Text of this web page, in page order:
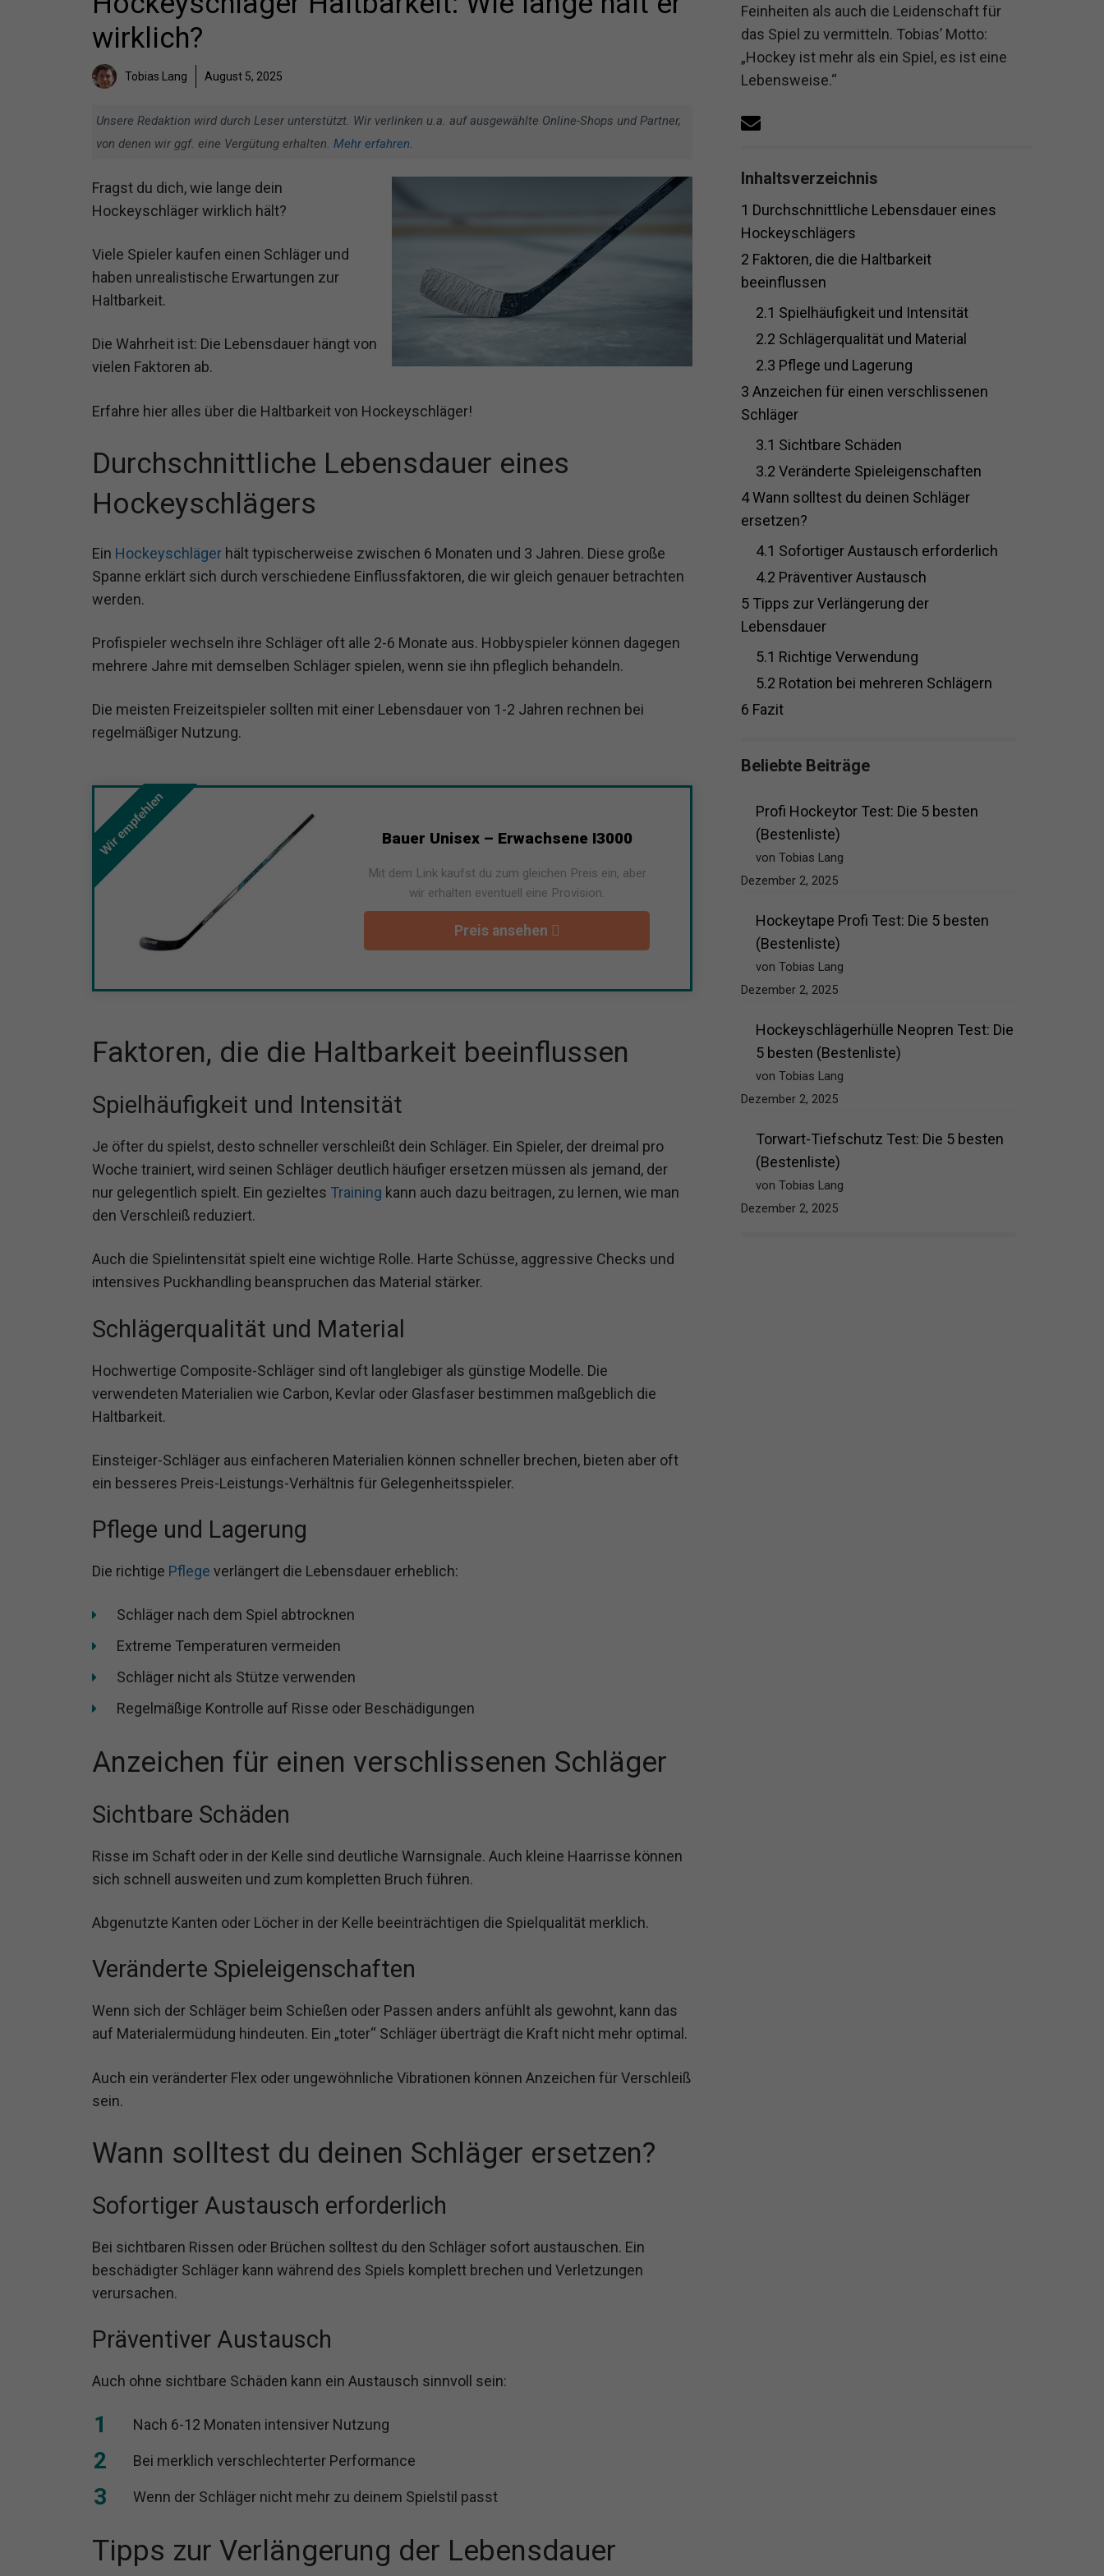
wirklich?
Tobias Lang August 5, 2025
Unsere Redaktion wird durch Leser unterstützt. Wir verlinken u.a. auf ausgewählte Online-Shops und Partner,
von denen wir ggf. eine Vergütung erhalten. Mehr erfahren.
Fragst du dich, wie lange dein
Hockeyschläger wirklich hält?
Viele Spieler kaufen einen Schläger und
haben unrealistische Erwartungen zur
Haltbarkeit.
Die Wahrheit ist: Die Lebensdauer hängt von
vielen Faktoren ab.
Erfahre hier alles über die Haltbarkeit von Hockeyschläger!
Durchschnittliche Lebensdauer eines
Hockeyschlägers
Ein Hockeyschläger hält typischerweise zwischen 6 Monaten und 3 Jahren. Diese große
Spanne erklärt sich durch verschiedene Einflussfaktoren, die wir gleich genauer betrachten
werden.
Profispieler wechseln ihre Schläger oft alle 2-6 Monate aus. Hobbyspieler können dagegen
mehrere Jahre mit demselben Schläger spielen, wenn sie ihn pfleglich behandeln.
Die meisten Freizeitspieler sollten mit einer Lebensdauer von 1-2 Jahren rechnen bei
regelmäßiger Nutzung.
Wir empfehlen Bauer Unisex – Erwachsene I3000
Mit dem Link kaufst du zum gleichen Preis ein, aber
wir erhalten eventuell eine Provision.
Preis ansehen
Faktoren, die die Haltbarkeit beeinflussen
Spielhäufigkeit und Intensität
Je öfter du spielst, desto schneller verschleißt dein Schläger. Ein Spieler, der dreimal pro
Woche trainiert, wird seinen Schläger deutlich häufiger ersetzen müssen als jemand, der
nur gelegentlich spielt. Ein gezieltes Training kann auch dazu beitragen, zu lernen, wie man
den Verschleiß reduziert.
Auch die Spielintensität spielt eine wichtige Rolle. Harte Schüsse, aggressive Checks und
intensives Puckhandling beanspruchen das Material stärker.
Schlägerqualität und Material
Hochwertige Composite-Schläger sind oft langlebiger als günstige Modelle. Die
verwendeten Materialien wie Carbon, Kevlar oder Glasfaser bestimmen maßgeblich die
Haltbarkeit.
Einsteiger-Schläger aus einfacheren Materialien können schneller brechen, bieten aber oft
ein besseres Preis-Leistungs-Verhältnis für Gelegenheitsspieler.
Pflege und Lagerung
Die richtige Pflege verlängert die Lebensdauer erheblich:
Schläger nach dem Spiel abtrocknen
Extreme Temperaturen vermeiden
Schläger nicht als Stütze verwenden
Regelmäßige Kontrolle auf Risse oder Beschädigungen
Anzeichen für einen verschlissenen Schläger
Sichtbare Schäden
Risse im Schaft oder in der Kelle sind deutliche Warnsignale. Auch kleine Haarrisse können
sich schnell ausweiten und zum kompletten Bruch führen.
Abgenutzte Kanten oder Löcher in der Kelle beeinträchtigen die Spielqualität merklich.
Veränderte Spieleigenschaften
Wenn sich der Schläger beim Schießen oder Passen anders anfühlt als gewohnt, kann das
auf Materialermüdung hindeuten. Ein „toter“ Schläger überträgt die Kraft nicht mehr optimal.
Auch ein veränderter Flex oder ungewöhnliche Vibrationen können Anzeichen für Verschleiß
sein.
Wann solltest du deinen Schläger ersetzen?
Sofortiger Austausch erforderlich
Bei sichtbaren Rissen oder Brüchen solltest du den Schläger sofort austauschen. Ein
beschädigter Schläger kann während des Spiels komplett brechen und Verletzungen
verursachen.
Präventiver Austausch
Auch ohne sichtbare Schäden kann ein Austausch sinnvoll sein:
Nach 6-12 Monaten intensiver Nutzung
Bei merklich verschlechterter Performance
Wenn der Schläger nicht mehr zu deinem Spielstil passt
Tipps zur Verlängerung der Lebensdauer
Feinheiten als auch die Leidenschaft für
das Spiel zu vermitteln. Tobias’ Motto:
„Hockey ist mehr als ein Spiel, es ist eine
Lebensweise.“
Inhaltsverzeichnis
1 Durchschnittliche Lebensdauer eines
Hockeyschlägers
2 Faktoren, die die Haltbarkeit
beeinflussen
2.1 Spielhäufigkeit und Intensität
2.2 Schlägerqualität und Material
2.3 Pflege und Lagerung
3 Anzeichen für einen verschlissenen
Schläger
3.1 Sichtbare Schäden
3.2 Veränderte Spieleigenschaften
4Wann solltest du deinen Schläger
ersetzen?
4.1 Sofortiger Austausch erforderlich
4.2 Präventiver Austausch
5Tipps zur Verlängerung der
Lebensdauer
5.1 Richtige Verwendung
5.2 Rotation bei mehreren Schlägern
6 Fazit
Beliebte Beiträge
Profi Hockeytor Test: Die 5 besten
(Bestenliste)
von Tobias Lang
Dezember 2, 2025
Hockeytape Profi Test: Die 5 besten
(Bestenliste)
von Tobias Lang
Dezember 2, 2025
Hockeyschlägerhülle Neopren Test: Die
5 besten (Bestenliste)
von Tobias Lang
Dezember 2, 2025
Torwart-Tiefschutz Test: Die 5 besten
(Bestenliste)
von Tobias Lang
Dezember 2, 2025